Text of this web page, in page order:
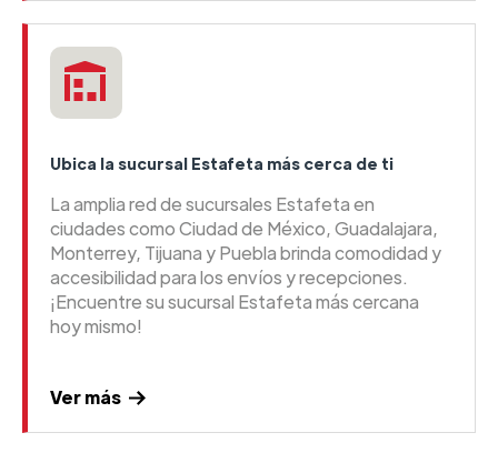
Ubica la sucursal Estafeta más cerca de ti
La amplia red de sucursales Estafeta en
ciudades como Ciudad de México, Guadalajara,
Monterrey, Tijuana y Puebla brinda comodidad y
accesibilidad para los envíos y recepciones.
¡Encuentre su sucursal Estafeta más cercana
hoy mismo!
Ver más